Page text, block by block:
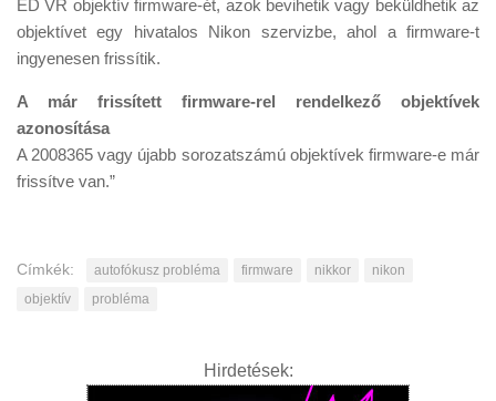
ED VR objektív firmware-ét, azok bevihetik vagy beküldhetik az
objektívet egy hivatalos Nikon szervizbe, ahol a firmware-t
ingyenesen frissítik.
A már frissített firmware-rel rendelkező objektívek
azonosítása
A 2008365 vagy újabb sorozatszámú objektívek firmware-e már
frissítve van.”
Címkék: autofókusz probléma firmware nikkor
nikon
objektív
probléma
Hirdetések: